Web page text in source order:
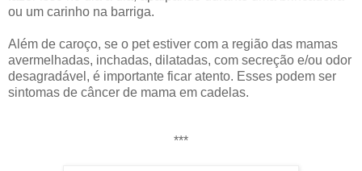
ou um carinho na barriga.
Além de caroço, se o pet estiver com a região das mamas
avermelhadas, inchadas, dilatadas, com secreção e/ou odor
desagradável, é importante ficar atento. Esses podem ser
sintomas de câncer de mama em cadelas.
***